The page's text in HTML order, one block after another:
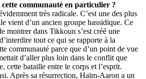
communauté en particulier ?
très radicale. Cʼest une des plus
vient dʼun ancien groupe hassidique. Ce
montrer dans Tikkoun sʼest créé une
tout ce qui se rapporte à la
communauté parce que dʼun point de vue
dʼaller plus loin dans le conflit que
cette bataille entre le corps et lʼesprit.
Après sa résurrection, Haïm-Aaron a un